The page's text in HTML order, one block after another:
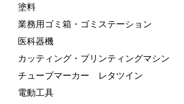
塗料
業務用ゴミ箱・ゴミステーション
医科器機
カッティング・プリンティングマシン
チューブマーカー レタツイン
電動工具